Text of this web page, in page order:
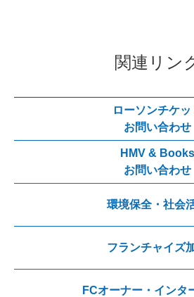
関連リン
ローソンチケッ
お問い合わせ
HMV & Books
お問い合わせ
環境保全・社会
フランチャイズ
FCオーナー・インタ